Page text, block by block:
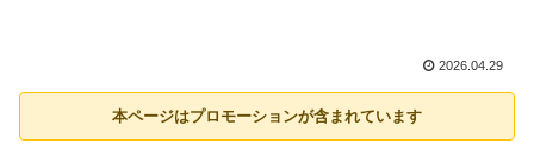
2026.04.29
本ページはプロモーションが含まれています